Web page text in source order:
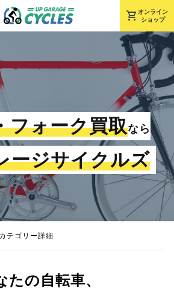
shopping_cart オンライン
ショップ
フォーク買取なら
ージサイクルズ
テゴリー詳細
たの自転車、